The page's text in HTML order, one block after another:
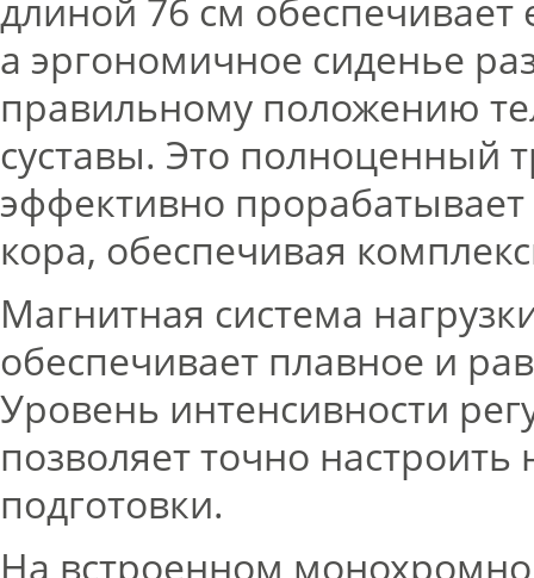
длиной 76 см
а эргономичное сиденье
правильному положению
суставы. Это полноценный
эффективно
кора, обеспечивая
Магнитная система
обеспечивает плавное и
Уровень интенсивности
позволяет точно
подготовки.
На встроенном